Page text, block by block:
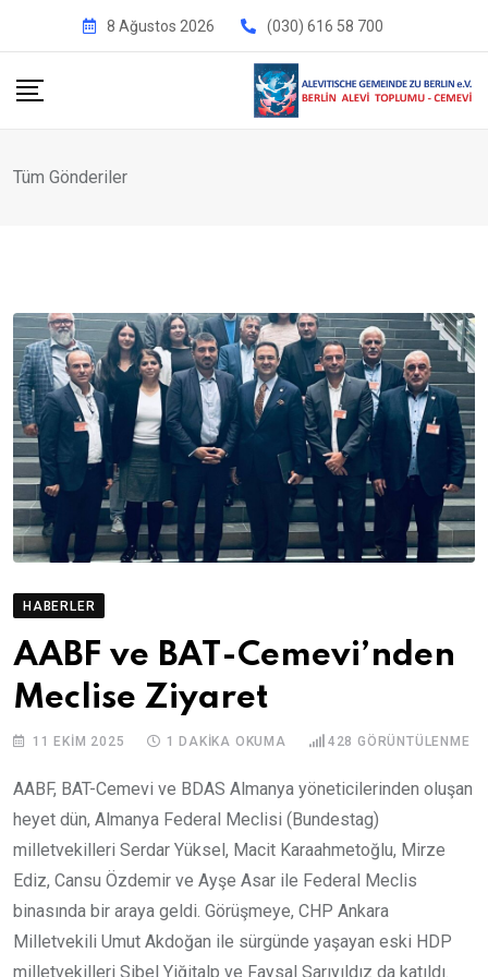
8 Ağustos 2026 (030) 616 58 700
Tüm Gönderiler
HABERLER
AABF ve BAT-Cemevi’nden
Meclise Ziyaret
11 EKIM 2025 1 DAKIKA OKUMA 428 GÖRÜNTÜLENME
AABF, BAT-Cemevi ve BDAS Almanya yöneticilerinden oluşan
heyet dün, Almanya Federal Meclisi (Bundestag)
milletvekilleri Serdar Yüksel, Macit Karaahmetoğlu, Mirze
Ediz, Cansu Özdemir ve Ayşe Asar ile Federal Meclis
binasında bir araya geldi. Görüşmeye, CHP Ankara
Milletvekili Umut Akdoğan ile sürgünde yaşayan eski HDP
milletvekilleri Sibel Yiğitalp ve Faysal Sarıyıldız da katıldı.